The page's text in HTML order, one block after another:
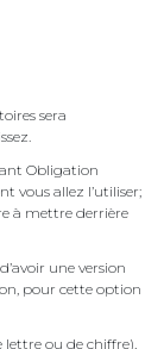
sera
Obligation
vous allez l’utiliser;
à mettre derrière
une version
pour cette option
lettre ou de chiffre),